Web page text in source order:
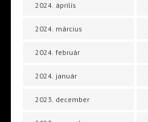
2024. április
2024. március
2024. február
2024. január
2023. december